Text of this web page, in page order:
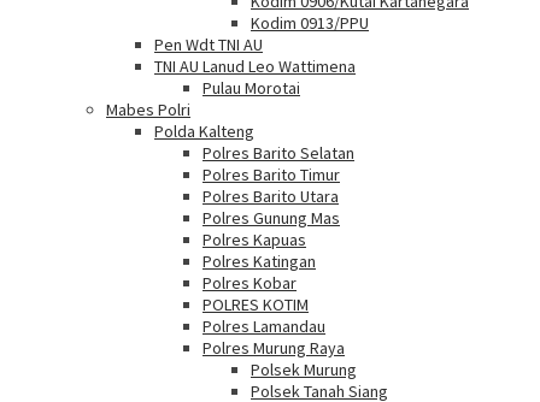
Kodim 0913/PPU
Pen Wdt TNI AU
TNI AU Lanud Leo Wattimena
Pulau Morotai
Mabes Polri
Polda Kalteng
Polres Barito Selatan
Polres Barito Timur
Polres Barito Utara
Polres Gunung Mas
Polres Kapuas
Polres Katingan
Polres Kobar
POLRES KOTIM
Polres Lamandau
Polres Murung Raya
Polsek Murung
Polsek Tanah Siang